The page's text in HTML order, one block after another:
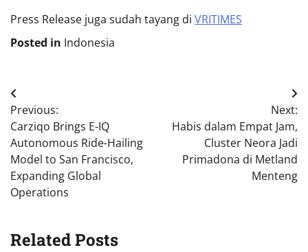
Press Release juga sudah tayang di VRITIMES
Posted in Indonesia
Post
navigation
Previous:
Carziqo Brings E-IQ
Autonomous Ride-Hailing
Model to San Francisco,
Expanding Global
Operations
Next:
Habis dalam Empat Jam,
Cluster Neora Jadi
Primadona di Metland
Menteng
Related Posts